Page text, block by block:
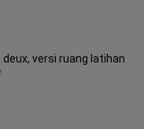
deux, versi ruang latihan